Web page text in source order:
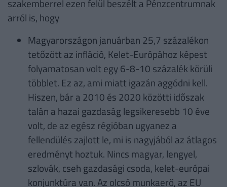
szakemberrel ezen felül beszélt a Pénzcentrumnak
arról is, hogy
Magyarországon januárban 25,7 százalékon
tetőzött az infláció, Kelet-Európához képest
folyamatosan volt egy 6-8-10 százalék körüli
többlet. Ez az, ami miatt igazán aggódni kell.
Hiszen, bár a 2010 és 2020 közötti időszak
talán a hazai gazdaság legsikeresebb 10 éve
volt, de az egész régióban ugyanez a
fellendülés zajlott le, mi is nagyjából az átlagos
eredményt hoztuk. Nincs magyar, lengyel,
szlovák, cseh gazdasági csoda, kelet-európai
konjunktúra van. Az olcsó munkaerő, az EU